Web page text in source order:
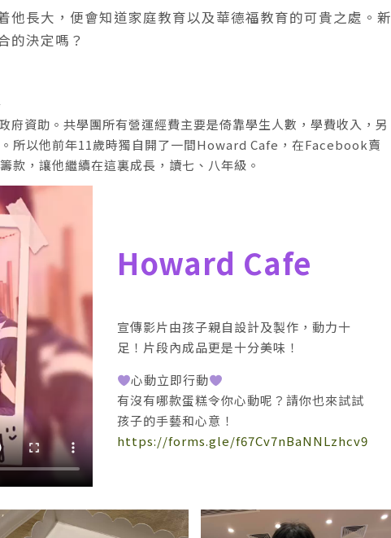
他長大，便會知道家庭教育以及華德福教育的可貴之處。新
的決定嗎？
資助。共學團所有營運經費主要是倚靠學生人數，學費收入，另
所以他前年11歲時獨自開了一間Howard Cafe，在Facebook賣
款，讓他繼續在這裏成長，讀七、八年級。
Howard Cafe
宣傳影片由孩子親自設計及製作，動力十
足！片段內成品更是十分美味！
心動立即行動
有沒有哪款蛋糕令你心動呢？請你也來試試
孩子的手藝和心意！
https://forms.gle/f67Cv7nBaNNLzhcv9